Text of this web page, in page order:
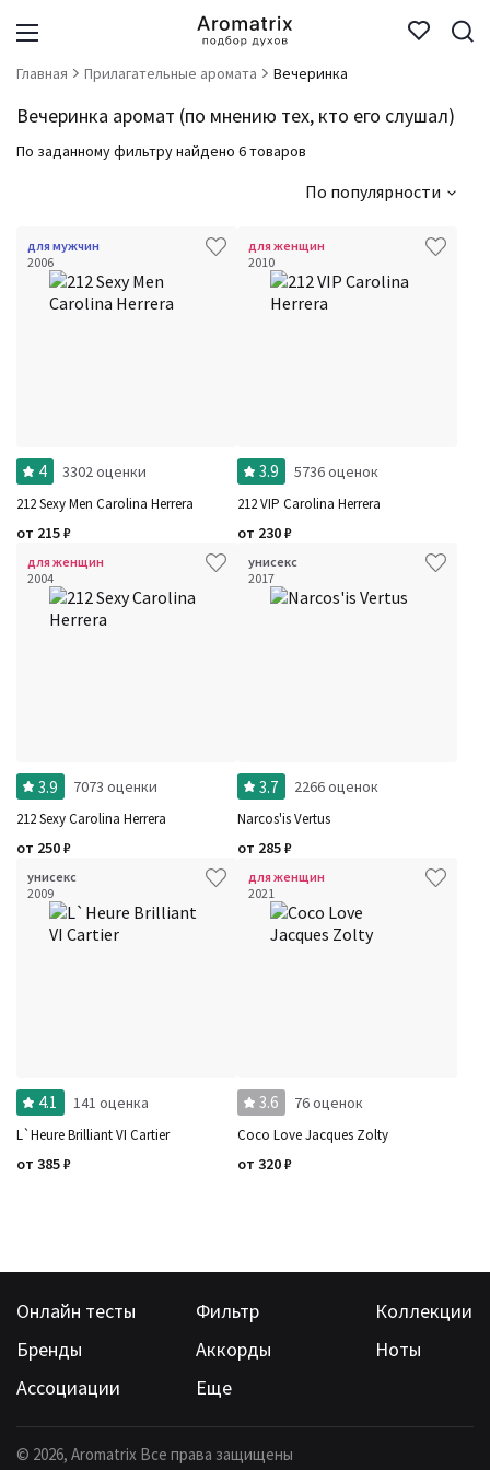
Главная Прилагательные аромата Вечеринка
Вечеринка аромат (по мнению тех, кто его слушал)
По заданному фильтру найдено 6 товаров
По популярности
для мужчин
2006
4 3302 оценки
212 Sexy Men Carolina Herrera
от 215₽
для женщин
2010
3.9 5736 оценок
212 VIP Carolina Herrera
от 230₽
для женщин
2004
3.9 7073 оценки
212 Sexy Carolina Herrera
от 250₽
унисекс
2017
3.7 2266 оценок
Narcos'is Vertus
от 285₽
унисекс
2009
4.1 141 оценка
L`Heure Brilliant VI Cartier
от 385₽
для женщин
2021
3.6 76 оценок
Coco Love Jacques Zolty
от 320₽
Онлайн тесты Фильтр
Коллекции
Бренды
Аккорды
Ноты
Ассоциации
Еще
© 2026, Aromatrix Все права защищены